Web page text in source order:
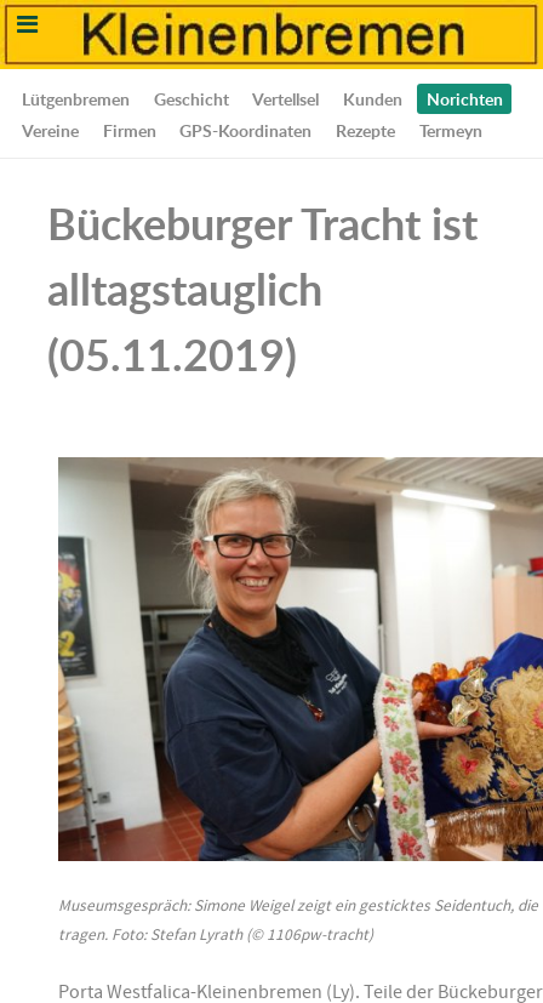
Lütgenbremen Geschicht Vertellsel Kunden
Norichten
Vereine
Firmen GPS-Koordinaten Rezepte Termeyn
Bückeburger Tracht ist
alltagstauglich
(05.11.2019)
Museumsgespräch: Simone Weigel zeigt ein gesticktes Seidentuch,
tragen. Foto: Stefan Lyrath (© 1106pw-tracht)
Porta Westfalica-Kleinenbremen (Ly). Teile der